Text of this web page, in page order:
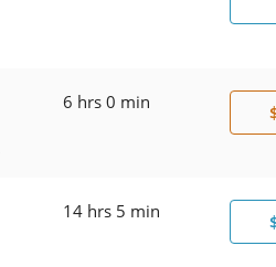
6 hrs 0 min
14 hrs 5 min